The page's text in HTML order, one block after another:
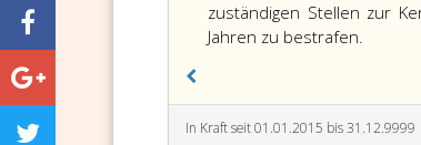
zuständigen Stellen zur
Jahren zu bestrafen.
321
g,
In Kraft seit 01.01.2015 bis 31.12.9999